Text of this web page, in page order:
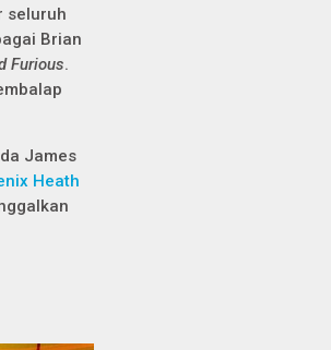
seluruh
Brian
Furious.
James
Heath